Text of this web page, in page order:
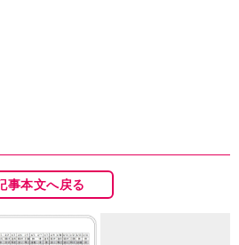
事本文へ戻る